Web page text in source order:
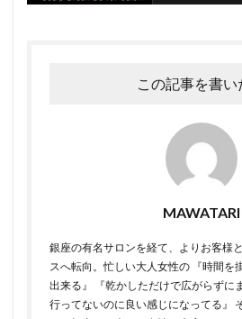
この記事を書い
MAWATARI
銀座の有名サロンを経て、よりお客様
スへ転向。 ​ 忙しい大人女性の 『時間
出来る』 『乾かしただけで広がらずに
行ってないのに良い感じになってる』